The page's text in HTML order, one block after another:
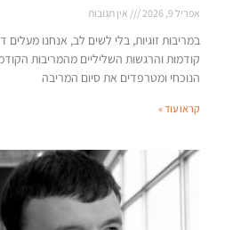
אפריל 9, 2026 אין תגובות
במריבות זוגיות, בלי לשים לב, אנחנו מעלים
קודמות והרגשות השליליים מהמריבות
הנוכחי ומטרפדים את סיום המריבה
קראו עוד »